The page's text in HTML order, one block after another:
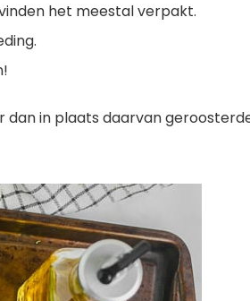
het meestal verpakt.
in plaats daarvan